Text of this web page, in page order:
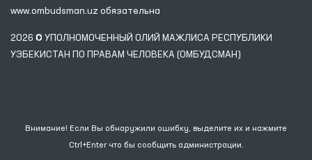
www.ombudsman.uz обязательна
2026 © УПОЛНОМОЧЕННЫЙ ОЛИЙ МАЖЛИСА РЕСПУБЛИКИ
УЗБЕКИСТАН ПО ПРАВАМ ЧЕЛОВЕКА (ОМБУДСМАН)
Внимание! Если Вы обнаружили ошибку, выделите их и нажмите
Ctrl+Enter что бы сообщить администрации.